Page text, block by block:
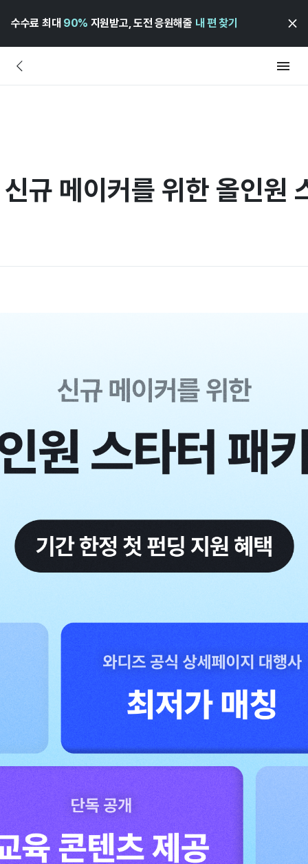
수수료 최대 90% 지원받고, 도전 응원해줄 내 편 찾기
규 메이커를 위한 올인원